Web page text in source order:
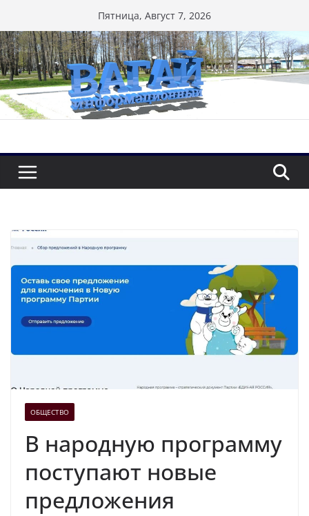
к
содержимому
Пятница, Август 7, 2026
ОБЩЕСТВО
В народную программу
поступают новые
предложения